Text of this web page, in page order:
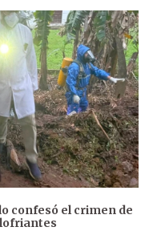
confesó el crimen de